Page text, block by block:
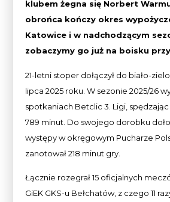
klubem żegna się Norbert
obrońca kończy okres
Katowice i w nadchodzącym
zobaczymy go już na boisku
21-letni stoper dołączył do biało-
lipca 2025 roku. W sezonie 2025/26
spotkaniach Betclic 3. Ligi, spędzając
789 minut. Do swojego dorobku
występy w okręgowym Pucharze
zanotował 218 minut gry.
Łącznie rozegrał 15 oficjalnych
GiEK GKS-u Bełchatów, z czego 11